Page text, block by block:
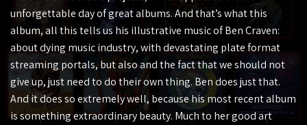
unforgettable day of great albums. And that’s what this
album, all this tells us his illustrative music of Ben Craven:
about dying music industry, with devastating plate format
streaming portals, but also and the fact that we should not
give up, just need to do their own thing. Ben does just that.
And it does so extremely well, because his most recent album
is something extraordinary beauty. Much to her good art